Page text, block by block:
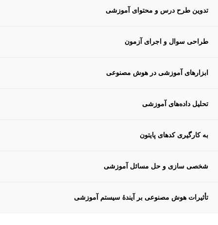
تدوین طرح درس و محتوای آموزشی
طراحی سوال و اجرای آزمون
ابزارهای آموزشی در هوش مصنوعی
تحلیل داده‌های آموزشی
به کارگیری کدهای پایتون
شخصی سازی و حل مسائل آموزشی
تأثیرات هوش مصنوعی بر آیندۀ سیستم آموزشی